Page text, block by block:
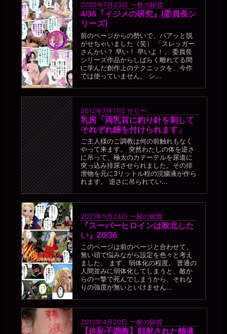
2025年7月23日 一枚の銀貨
4/36『イジメの研究』(委員長シ
リーズ)
前のページからの勢いで、パアッと脱
がせちゃいました（笑） 「スレッガー
さんかい？ 早い！ 早いよ！」 委員長
シリーズ作品からしばらく離れてる間
に学んだ創作上のテクニックを、今作
では使っていません。 シ...
2012年7月11日 サリー
乳房「両乳首に釣り針を刺して
それぞれ錘を付けられます」
ご主人様のご調教は何の前触れもなく
やって来ます。 突然わたしの体を逆さ
に吊って、極太のカテーテルを尿道に
突っ込み排尿させられました。その排
泄物を元に3リットル程の浣腸液が作ら
れます。 逆さに吊られてい...
2021年5月24日 一枚の銀貨
『スーパーヒロインは敗北した
い』20/36
このページは前のページと合わせて、
無い頭で悩みながら設定を色々と考え
ました。 まず、弱体化の程度。 普通の
人間並みに弱体化してしまうと、敵か
らの一撃で死んでしまうから、それな
りの強度が無いといけません...
2012年4月20日 一枚の銀貨
【佐恥子調教】顔射された精液